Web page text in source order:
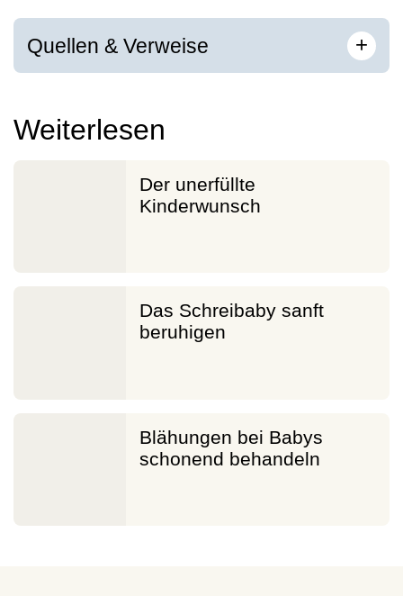
Quellen & Verweise +
Weiterlesen
Der unerfüllte
Kinderwunsch
Das Schreibaby sanft
beruhigen
Blähungen bei Babys
schonend behandeln